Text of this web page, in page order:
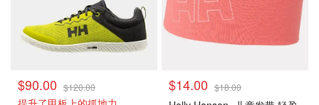
$90.00 $120.00 $14.00 $18.00